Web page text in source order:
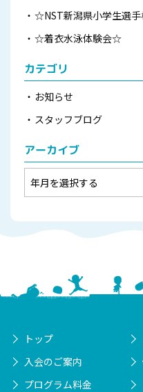
☆NST新潟県小学生選
☆着衣水泳体験会☆
カテゴリ
お知らせ
スタッフブログ
アーカイブ
トップ
入会のご案内
プログラム料金